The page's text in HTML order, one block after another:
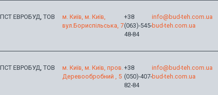
ПСТ ЕВРОБУД, ТОВ
м. Київ, м. Київ,
вул.Бориспільська, 7
+38
(063)-545-
48-84
info@bud-teh.com.ua
bud-teh.com.ua
ПСТ ЕВРОБУД, ТОВ
м. Київ, м. Київ, пров.
Деревообробний , 5
+38
(050)-407-
82-84
info@bud-teh.com.ua
bud-teh.com.ua